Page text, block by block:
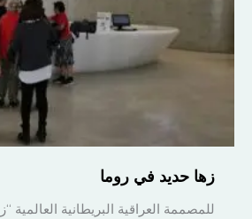
زها حديد في روما
للمصممة العراقية البريطانية العالمية